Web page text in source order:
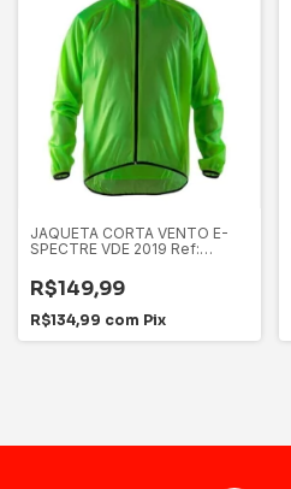
JAQUETA CORTA VENTO E-
SPECTRE VDE 2019 Ref:
R$149,99
R$134,99 com Pix